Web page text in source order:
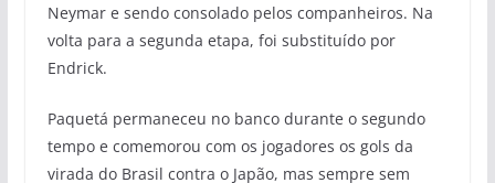
Neymar e sendo consolado pelos companheiros. Na
volta para a segunda etapa, foi substituído por
Endrick.
Paquetá permaneceu no banco durante o segundo
tempo e comemorou com os jogadores os gols da
virada do Brasil contra o Japão, mas sempre sem